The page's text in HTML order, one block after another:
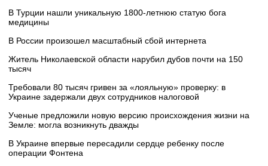
В Турции нашли уникальную 1800-летнюю статую бога
медицины
В России произошел масштабный сбой интернета
Житель Николаевской области нарубил дубов почти на 150
тысяч
Требовали 80 тысяч гривен за «лояльную» проверку: в
Украине задержали двух сотрудников налоговой
Ученые предложили новую версию происхождения жизни на
Земле: могла возникнуть дважды
В Украине впервые пересадили сердце ребенку после
операции Фонтена